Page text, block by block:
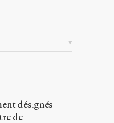
désignés
de